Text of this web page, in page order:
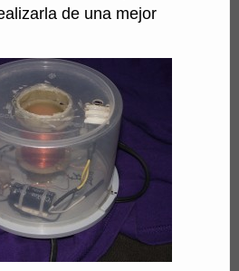
de una mejor